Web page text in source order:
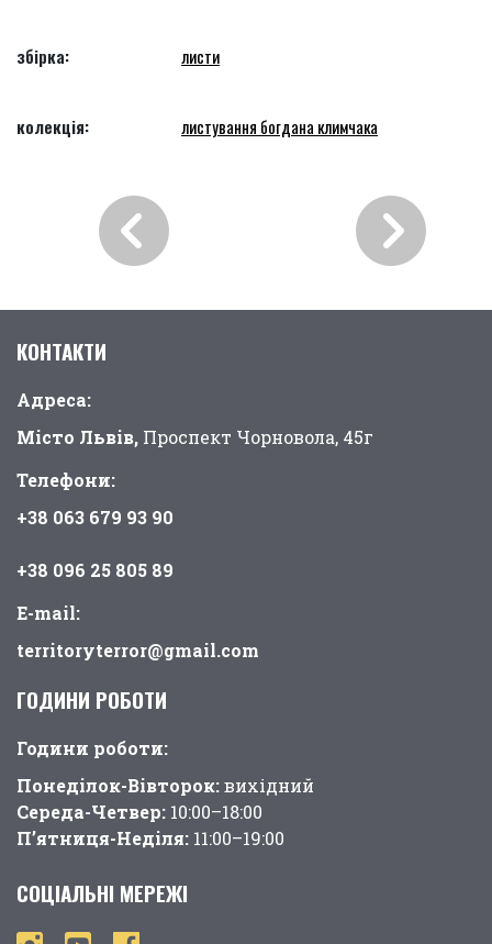
збірка: листи
колекція: листування богдана климчака
КОНТАКТИ
Адреса:
Місто Львів, Проспект Чорновола, 45г
Телефони:
+38 063 679 93 90
+38 096 25 805 89
E-mail:
territoryterror@gmail.com
ГОДИНИ РОБОТИ
Години pоботи:
Понеділок-Вівторок:вихідний
Середа-Четвер: 10:00–18:00
П’ятниця-Неділя: 11:00–19:00
СОЦІАЛЬНІ МЕРЕЖІ